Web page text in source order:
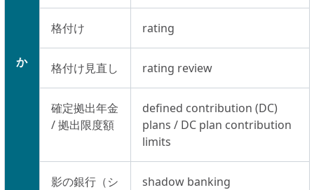
か
格付け rating
格付け見直し rating review
確定拠出年金
/ 拠出限度額
defined contribution (DC)
plans / DC plan contribution
limits
影の銀行（シ
shadow banking